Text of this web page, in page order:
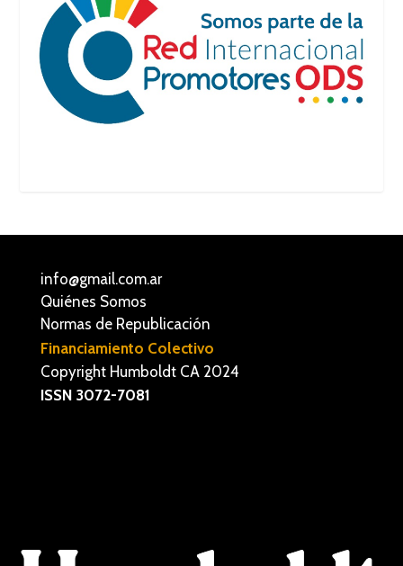
info@gmail.com.ar
Quiénes Somos
Normas de Republicación
Financiamiento Colectivo
Copyright Humboldt CA 2024
ISSN 3072-7081